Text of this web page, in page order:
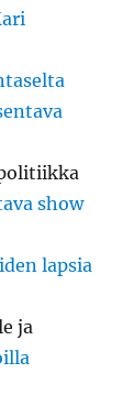
show
lapsia
ja